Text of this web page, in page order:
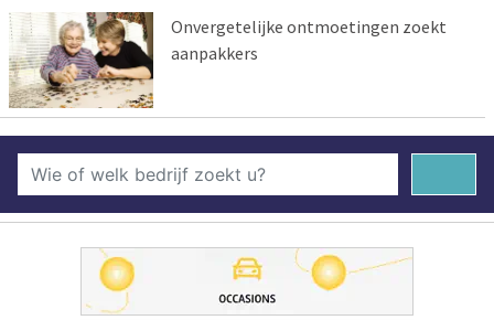
Onvergetelijke ontmoetingen zoekt
aanpakkers